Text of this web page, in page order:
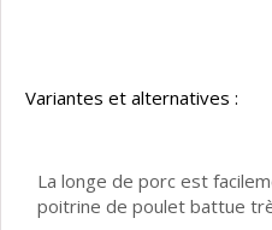
Variantes et alternatives :
La longe de porc est
poitrine de poulet battue